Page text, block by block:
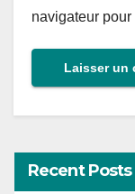
navigateur
Recent Posts